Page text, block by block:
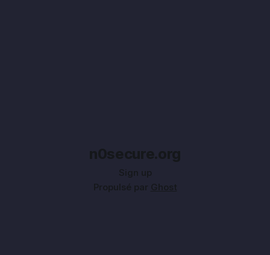
n0secure.org
Sign up
Propulsé par Ghost